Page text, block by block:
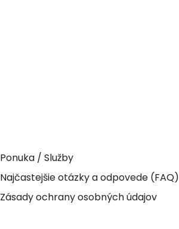
Ponuka / Služby
Najčastejšie otázky a odpovede (FAQ)
Zásady ochrany osobných údajov